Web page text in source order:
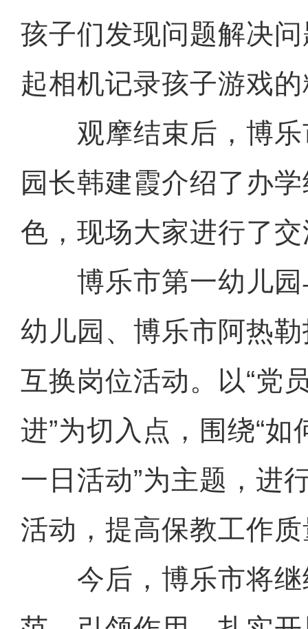
孩子们发现问题解决
起相机记录孩子游戏
观摩结束后，博乐
园长韩建霞介绍了办
色，现场大家进行了
博乐市第一幼儿园
幼儿园、博乐市阿热
互换岗位活动。以“党
进”为切入点，围绕“
一日活动”为主题，进
活动，提高保教工作
今后，博乐市将继